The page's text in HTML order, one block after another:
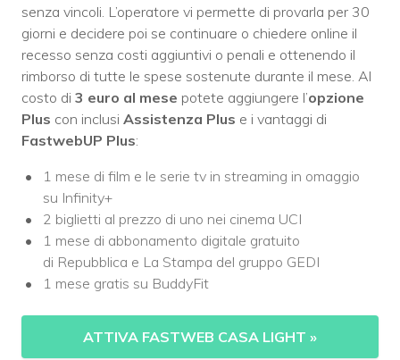
senza vincoli. L’operatore vi permette di provarla per 30
giorni e decidere poi se continuare o chiedere online il
recesso senza costi aggiuntivi o penali e ottenendo il
rimborso di tutte le spese sostenute durante il mese. Al
costo di 3 euro al mese potete aggiungere l’opzione
Plus con inclusi Assistenza Plus e i vantaggi di
FastwebUP Plus:
1 mese di film e le serie tv in streaming in omaggio
su Infinity+
2 biglietti al prezzo di uno nei cinema UCI
1 mese di abbonamento digitale gratuito
di Repubblica e La Stampa del gruppo GEDI
1 mese gratis su BuddyFit
ATTIVA FASTWEB CASA LIGHT »